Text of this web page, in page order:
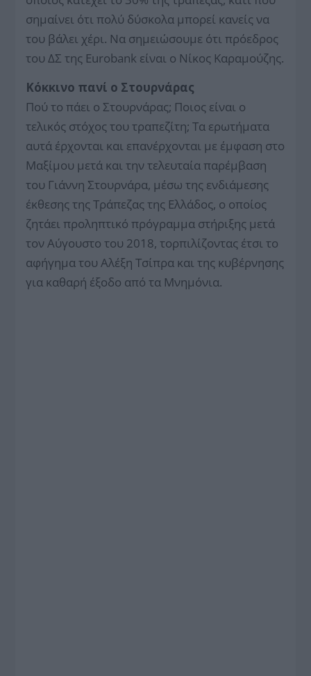
σημαίνει ότι πολύ δύσκολα μπορεί κανείς να
του βάλει χέρι. Να σημειώσουμε ότι πρόεδρος
του ΔΣ της Eurobank είναι ο Νίκος Καραμούζης.
Κόκκινο πανί ο Στουρνάρας
Πού το πάει ο Στουρνάρας; Ποιος είναι ο
τελικός στόχος του τραπεζίτη; Τα ερωτήματα
αυτά έρχονται και επανέρχονται με έμφαση στο
Μαξίμου μετά και την τελευταία παρέμβαση
του Γιάννη Στουρνάρα, μέσω της ενδιάμεσης
έκθεσης της Τράπεζας της Ελλάδος, ο οποίος
ζητάει προληπτικό πρόγραμμα στήριξης μετά
τον Αύγουστο του 2018, τορπιλίζοντας έτσι το
αφήγημα του Αλέξη Τσίπρα και της κυβέρνησης
για καθαρή έξοδο από τα Μνημόνια.